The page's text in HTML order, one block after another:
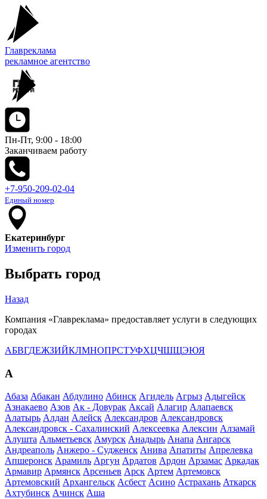
Главреклама
рекламное агентство
Пн-Пт, 9:00 - 18:00
Заканчиваем работу
+7-950-209-02-04
Единый номер
Екатеринбург
Изменить город
Выбрать город
Назад
Компания «Главреклама» предоставляет услуги в следующих
городах
АБВГДЕЖЗИЙКЛМНОПРСТУФХЦЧШЩЭЮЯ
А
Абаза Абакан Абдулино Абинск Агидель Агрыз Адыгейск
Азнакаево Азов Ак - Довурак Аксай Алагир Алапаевск
Алатырь Алдан Алейск Александров Александровск
Александровск - Сахалинский Алексеевка Алексин Алзамай
Алушта Альметьевск Амурск Анадырь Анапа Ангарск
Андреаполь Анжеро - Судженск Анива Апатиты Апрелевка
Апшеронск Арамиль Аргун Ардатов Ардон Арзамас Аркадак
Армавир Армянск Арсеньев Арск Артем Артемовск
Артемовский Архангельск Асбест Асино Астрахань Аткарск
Ахтубинск Ачинск Аша